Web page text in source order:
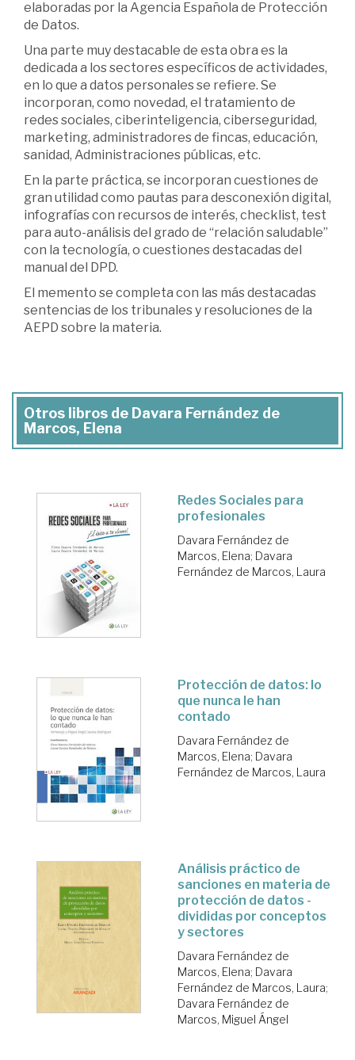
elaboradas por la Agencia Española de Protección
de Datos.
Una parte muy destacable de esta obra es la
dedicada a los sectores específicos de actividades,
en lo que a datos personales se refiere. Se
incorporan, como novedad, el tratamiento de
redes sociales, ciberinteligencia, ciberseguridad,
marketing, administradores de fincas, educación,
sanidad, Administraciones públicas, etc.
En la parte práctica, se incorporan cuestiones de
gran utilidad como pautas para desconexión digital,
infografías con recursos de interés, checklist, test
para auto-análisis del grado de “relación saludable”
con la tecnología, o cuestiones destacadas del
manual del DPD.
El memento se completa con las más destacadas
sentencias de los tribunales y resoluciones de la
AEPD sobre la materia.
Otros libros de Davara Fernández de
Marcos, Elena
Redes Sociales para
profesionales
Davara Fernández de
Marcos, Elena; Davara
Fernández de Marcos, Laura
Protección de datos: lo
que nunca le han
contado
Davara Fernández de
Marcos, Elena; Davara
Fernández de Marcos, Laura
Análisis práctico de
sanciones en materia de
protección de datos -
divididas por conceptos
y sectores
Davara Fernández de
Marcos, Elena; Davara
Fernández de Marcos, Laura;
Davara Fernández de
Marcos, Miguel Ángel